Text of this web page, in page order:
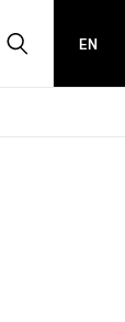
HLEDAT
EN